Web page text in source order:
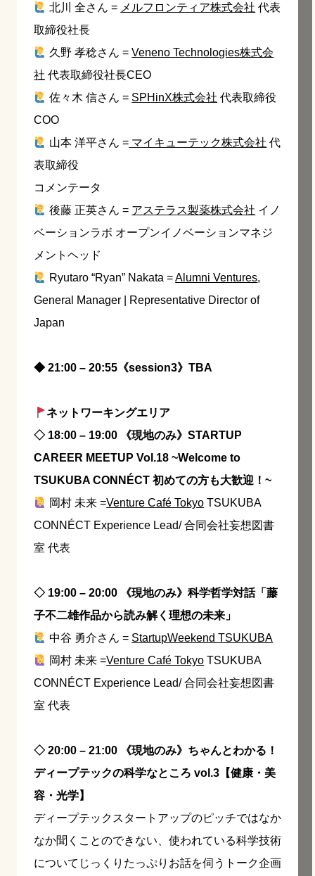
北川 全さん = メルフロンティア株式会社 代表
取締役社長
久野 孝稔さん =Veneno Technologies株式会
社 代表取締役社長CEO
佐々木 信さん = SPHinX株式会社 代表取締役
COO
山本 洋平さん = マイキューテック株式会社 代
表取締役
コメンテータ
後藤 正英さん = アステラス製薬株式会社 イノ
ベーションラボ オープンイノベーションマネジ
メントヘッド
Ryutaro “Ryan” Nakata =Alumni Ventures,
General Manager | Representative Director of
Japan
◆ 21:00 – 20:55《session3》TBA
ネットワーキングエリア
◇ 18:00 – 19:00 《現地のみ》STARTUP
CAREER MEETUP Vol.18 ~Welcome to
TSUKUBA CONNÉCT 初めての方も大歓迎！~
岡村 未来 =Venture Café Tokyo TSUKUBA
CONNÉCT Experience Lead/ 合同会社妄想図書
室 代表
◇ 19:00 – 20:00 《現地のみ》科学哲学対話「藤
子不二雄作品から読み解く理想の未来」
中谷 勇介さん = StartupWeekend TSUKUBA
岡村 未来 =Venture Café Tokyo TSUKUBA
CONNÉCT Experience Lead/ 合同会社妄想図書
室 代表
◇ 20:00 – 21:00 《現地のみ》ちゃんとわかる！
ディープテックの科学なところ vol.3【健康・美
容・光学】
ディープテックスタートアップのピッチではなか
なか聞くことのできない、使われている科学技術
についてじっくりたっぷりお話を伺うトーク企画